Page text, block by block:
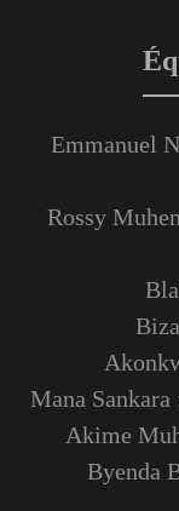
Emmanuel
Rossy
Mana
Akime
Byenda